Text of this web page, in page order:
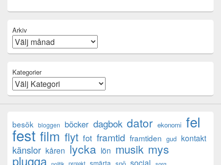
Arkiv
Kategorier
besök bloggen böcker dagbok dator ekonomi fel
fest film flyt fot framtid framtiden gud kontakt
känslor kåren lycka lön musik mys
plugga politik projekt smärta snö social sorg